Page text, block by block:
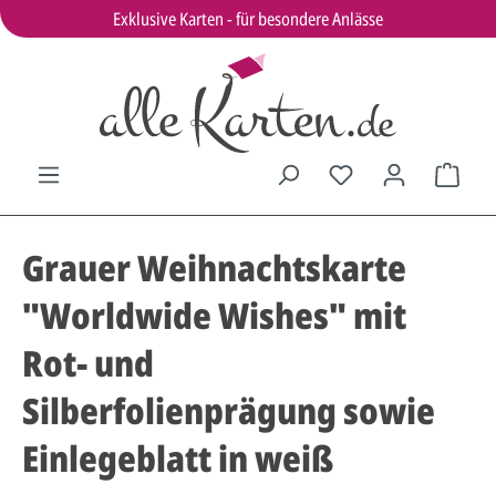
Exklusive Karten - für besondere Anlässe
Grauer Weihnachtskarte
"Worldwide Wishes" mit
Rot- und
Silberfolienprägung sowie
Einlegeblatt in weiß